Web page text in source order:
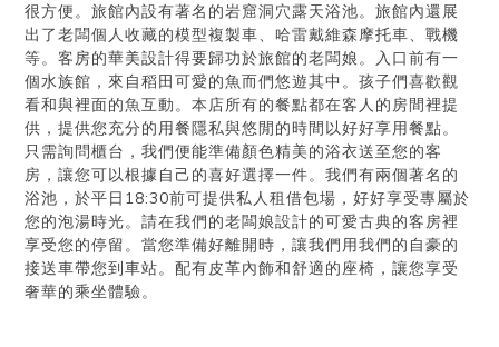
很方便。旅館內設有著名的岩窟洞穴露天浴池。旅館內還展
出了老闆個人收藏的模型複製車、哈雷戴維森摩托車、戰機
等。客房的華美設計得要歸功於旅館的老闆娘。入口前有一
個水族館，來自稻田可愛的魚而們悠遊其中。孩子們喜歡觀
看和與裡面的魚互動。本店所有的餐點都在客人的房間裡提
供，提供您充分的用餐隱私與悠閒的時間以好好享用餐點。
只需詢問櫃台，我們便能準備顏色精美的浴衣送至您的客
房，讓您可以根據自己的喜好選擇一件。我們有兩個著名的
浴池，於平日18:30前可提供私人租借包場，好好享受專屬於
您的泡湯時光。請在我們的老闆娘設計的可愛古典的客房裡
享受您的停留。當您準備好離開時，讓我們用我們的自豪的
接送車帶您到車站。配有皮革內飾和舒適的座椅，讓您享受
奢華的乘坐體驗。